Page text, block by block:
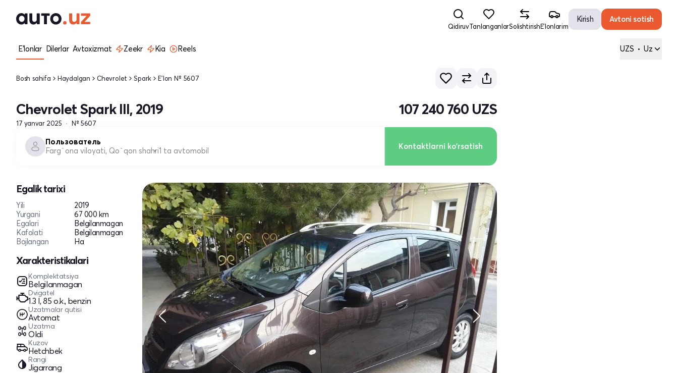
QidiruvTanlanganlarSolishtirishE'lonlarim
Kirish Avtoni sotish
E'lonlar Dilerlar Avtoxizmat Zeekr Kia Reels UZS • Uz
Bosh sahifa Haydalgan Chevrolet Spark E'lon № 5607
Chevrolet Spark III, 2019
17 yanvar 2025 № 5607
107 240 760 UZS
Пользователь
Farg`ona viloyati, Qo`qon shahri1 ta avtomobil Kontaktlarni ko'rsatish
Egalik tarixi
Yili
2019
Yurgani
67 000 km
Egalari
Belgilanmagan
Kafolati
Belgilanmagan
Bojlangan
Ha
Xarakteristikalari
Komplektatsiya
Belgilanmagan
Dvigatel
1.3 l, 85 o.k., benzin
Uzatmalar qutisi
Avtomat
Uzatma
Oldi
Kuzov
Hetchbek
Rangi
Jigarrang